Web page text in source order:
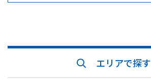
エリアで探す